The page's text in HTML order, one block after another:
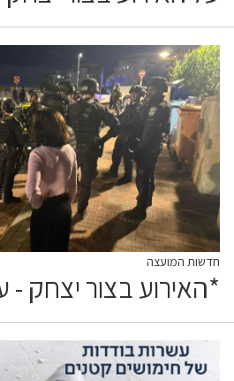
חדשות המועצה
*האירוע בצור יצחק -